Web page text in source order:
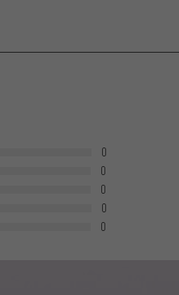
0
0
0
0
0